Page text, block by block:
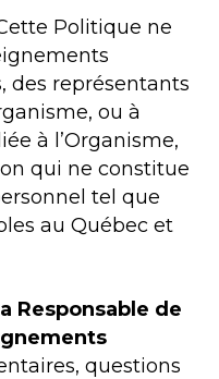
Politique ne
des représentants
ou à
à l’Organisme,
qui ne constitue
tel que
au Québec et
Responsable de
questions